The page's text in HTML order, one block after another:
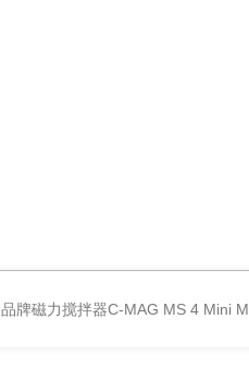
品牌磁力搅拌器C-MAG MS 4 Mini MR standard IKA磁力搅拌器